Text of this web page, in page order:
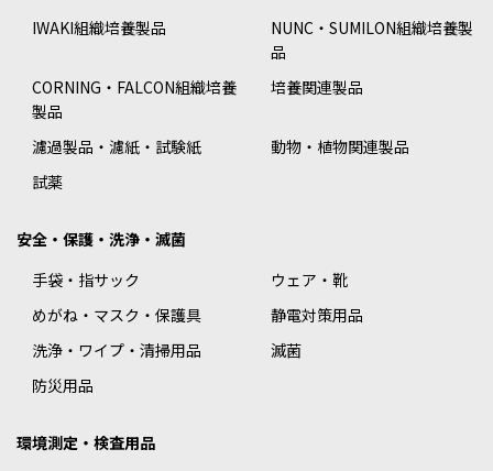
IWAKI組織培養製品
NUNC・SUMILON組織培養製
品
CORNING・FALCON組織培養
製品
培養関連製品
濾過製品・濾紙・試験紙
動物・植物関連製品
試薬
安全・保護・洗浄・滅菌
手袋・指サック
ウェア・靴
めがね・マスク・保護具
静電対策用品
洗浄・ワイプ・清掃用品
滅菌
防災用品
環境測定・検査用品